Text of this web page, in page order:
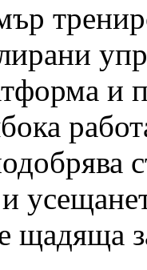
и
щадяща